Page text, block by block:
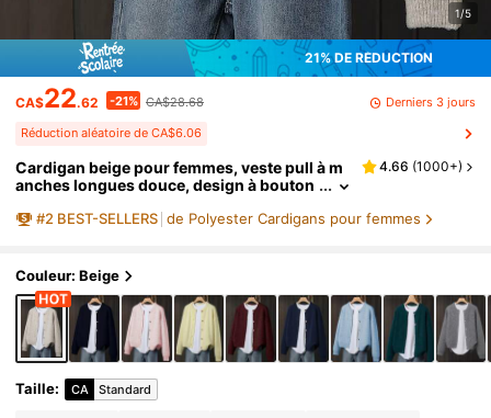
1/5
21% DE RÉDUCTION
CA$22.62 -21% CA$28.68 Derniers 3 jours
Réduction aléatoire de CA$6.06
Cardigan beige pour femmes, veste pull à m
anches longues douce, design à bouton
4.66 (1000+)
#2 BEST-SELLERS de Polyester Cardigans pour femmes
Couleur: Beige
Taille: CA Standard